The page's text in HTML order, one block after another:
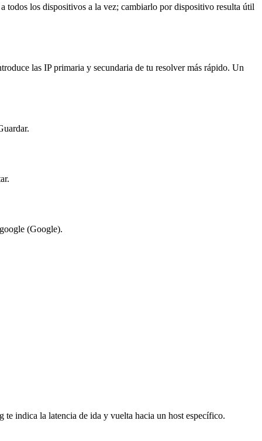
todos los dispositivos a la vez; cambiarlo por dispositivo resulta útil
las IP primaria y secundaria de tu resolver más rápido. Un
(Google).
te indica la latencia de ida y vuelta hacia un host específico.